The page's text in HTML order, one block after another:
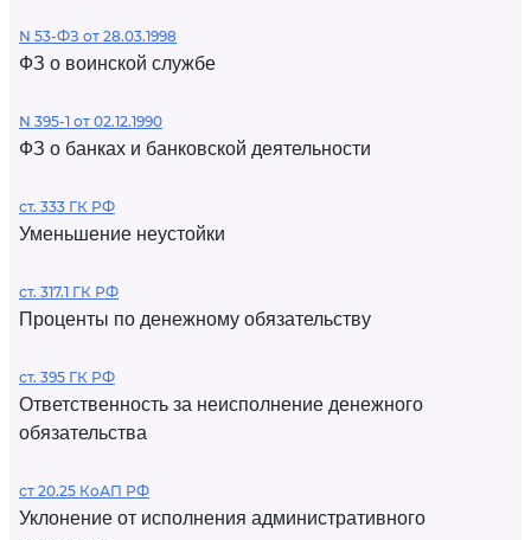
N 53-ФЗ от 28.03.1998
ФЗ о воинской службе
N 395-1 от 02.12.1990
ФЗ о банках и банковской деятельности
ст. 333 ГК РФ
Уменьшение неустойки
ст. 317.1 ГК РФ
Проценты по денежному обязательству
ст. 395 ГК РФ
Ответственность за неисполнение денежного
обязательства
ст 20.25 КоАП РФ
Уклонение от исполнения административного